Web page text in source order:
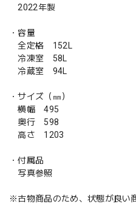
2022年製
・容量
全定格 152L
冷凍室 58L
冷蔵室 94L
・サイズ（㎜）
横幅 495
奥行 598
高さ 1203
・付属品
写真参照
※古物商品のため、状態が良い